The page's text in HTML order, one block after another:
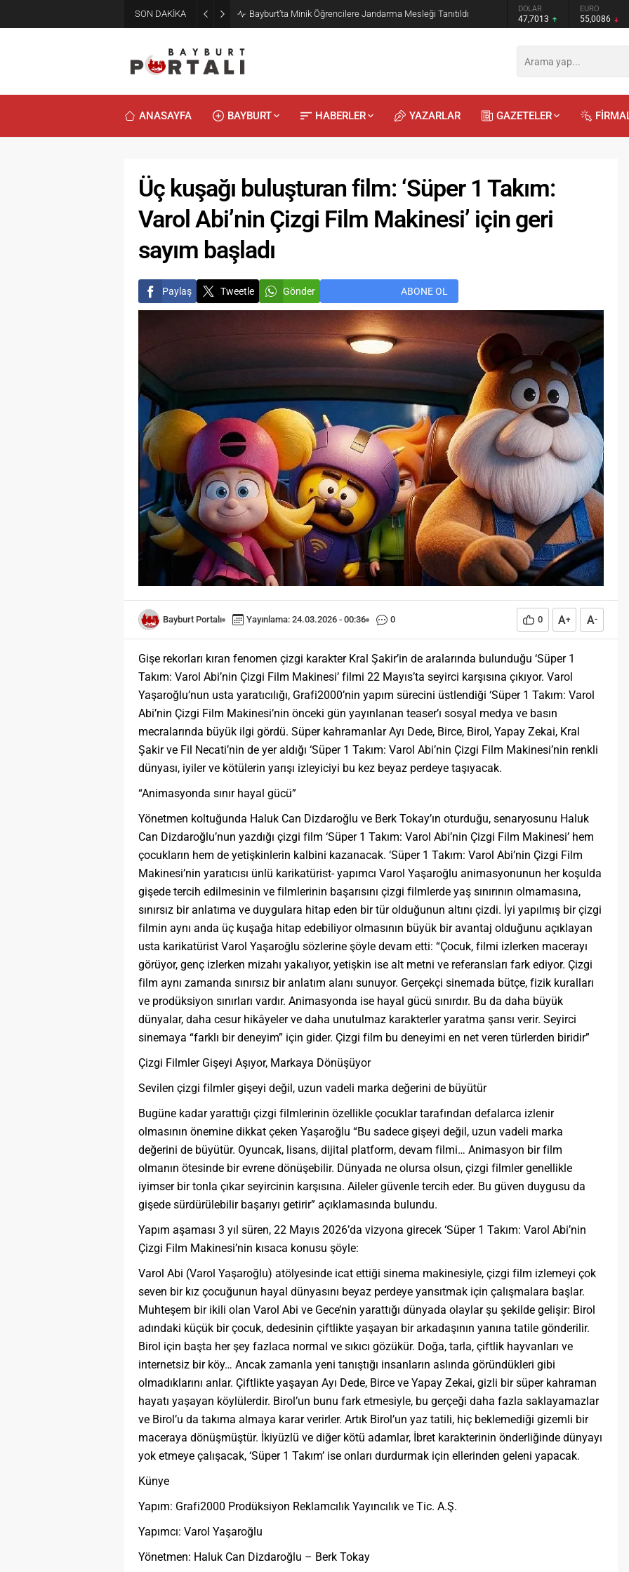
SON DAKİKA
2. Bayburt Gastronomi Festivali BAYDER Müzik Korosu
Konseriyle Final Yaptı
GRAM ALTIN
6.544,76
DOLAR
47,7013
ANASAYFA BAYBURT HABERLER YAZARLAR GAZETELER
Üç kuşağı buluşturan film: ‘Süper 1 Takım:
Varol Abi’nin Çizgi Film Makinesi’ için geri
sayım başladı
Paylaş Tweetle Gönder ABONE OL
Bayburt Portalı Yayınlama: 24.03.2026 - 00:36 0 0 A+ A-
Gişe rekorları kıran fenomen çizgi karakter Kral Şakir’in de aralarında bulunduğu ‘Süper 1
Takım: Varol Abi’nin Çizgi Film Makinesi’ filmi 22 Mayıs’ta seyirci karşısına çıkıyor. Varol
Yaşaroğlu’nun usta yaratıcılığı, Grafi2000’nin yapım sürecini üstlendiği ‘Süper 1 Takım: Varol
Abi’nin Çizgi Film Makinesi’nin önceki gün yayınlanan teaser’ı sosyal medya ve basın
mecralarında büyük ilgi gördü. Süper kahramanlar Ayı Dede, Birce, Birol, Yapay Zekai, Kral
Şakir ve Fil Necati’nin de yer aldığı ‘Süper 1 Takım: Varol Abi’nin Çizgi Film Makinesi’nin renkli
dünyası, iyiler ve kötülerin yarışı izleyiciyi bu kez beyaz perdeye taşıyacak.
“Animasyonda sınır hayal gücü”
Yönetmen koltuğunda Haluk Can Dizdaroğlu ve Berk Tokay’ın oturduğu, senaryosunu Haluk
Can Dizdaroğlu’nun yazdığı çizgi film ‘Süper 1 Takım: Varol Abi’nin Çizgi Film Makinesi’ hem
çocukların hem de yetişkinlerin kalbini kazanacak. ‘Süper 1 Takım: Varol Abi’nin Çizgi Film
Makinesi’nin yaratıcısı ünlü karikatürist- yapımcı Varol Yaşaroğlu animasyonunun her koşulda
gişede tercih edilmesinin ve filmlerinin başarısını çizgi filmlerde yaş sınırının olmamasına,
sınırsız bir anlatıma ve duygulara hitap eden bir tür olduğunun altını çizdi. İyi yapılmış bir çizgi
filmin aynı anda üç kuşağa hitap edebiliyor olmasının büyük bir avantaj olduğunu açıklayan
usta karikatürist Varol Yaşaroğlu sözlerine şöyle devam etti: “Çocuk, filmi izlerken macerayı
görüyor, genç izlerken mizahı yakalıyor, yetişkin ise alt metni ve referansları fark ediyor. Çizgi
film aynı zamanda sınırsız bir anlatım alanı sunuyor. Gerçekçi sinemada bütçe, fizik kuralları
ve prodüksiyon sınırları vardır. Animasyonda ise hayal gücü sınırdır. Bu da daha büyük
dünyalar, daha cesur hikâyeler ve daha unutulmaz karakterler yaratma şansı verir. Seyirci
sinemaya “farklı bir deneyim” için gider. Çizgi film bu deneyimi en net veren türlerden biridir”
Çizgi Filmler Gişeyi Aşıyor, Markaya Dönüşüyor
Sevilen çizgi filmler gişeyi değil, uzun vadeli marka değerini de büyütür
Bugüne kadar yarattığı çizgi filmlerinin özellikle çocuklar tarafından defalarca izlenir
olmasının önemine dikkat çeken Yaşaroğlu “Bu sadece gişeyi değil, uzun vadeli marka
değerini de büyütür. Oyuncak, lisans, dijital platform, devam filmi… Animasyon bir film
olmanın ötesinde bir evrene dönüşebilir. Dünyada ne olursa olsun, çizgi filmler genellikle
iyimser bir tonla çıkar seyircinin karşısına. Aileler güvenle tercih eder. Bu güven duygusu da
gişede sürdürülebilir başarıyı getirir” açıklamasında bulundu.
Yapım aşaması 3 yıl süren, 22 Mayıs 2026’da vizyona girecek ‘Süper 1 Takım: Varol Abi’nin
Çizgi Film Makinesi’nin kısaca konusu şöyle:
Varol Abi (Varol Yaşaroğlu) atölyesinde icat ettiği sinema makinesiyle, çizgi film izlemeyi çok
seven bir kız çocuğunun hayal dünyasını beyaz perdeye yansıtmak için çalışmalara başlar.
Muhteşem bir ikili olan Varol Abi ve Gece’nin yarattığı dünyada olaylar şu şekilde gelişir: Birol
adındaki küçük bir çocuk, dedesinin çiftlikte yaşayan bir arkadaşının yanına tatile gönderilir.
Birol için başta her şey fazlaca normal ve sıkıcı gözükür. Doğa, tarla, çiftlik hayvanları ve
internetsiz bir köy… Ancak zamanla yeni tanıştığı insanların aslında göründükleri gibi
olmadıklarını anlar. Çiftlikte yaşayan Ayı Dede, Birce ve Yapay Zekai, gizli bir süper kahraman
hayatı yaşayan köylülerdir. Birol’un bunu fark etmesiyle, bu gerçeği daha fazla saklayamazlar
ve Birol’u da takıma almaya karar verirler. Artık Birol’un yaz tatili, hiç beklemediği gizemli bir
maceraya dönüşmüştür. İkiyüzlü ve diğer kötü adamlar, İbret karakterinin önderliğinde dünyayı
yok etmeye çalışacak, ‘Süper 1 Takım’ ise onları durdurmak için ellerinden geleni yapacak.
Künye
Yapım: Grafi2000 Prodüksiyon Reklamcılık Yayıncılık ve Tic. A.Ş.
Yapımcı: Varol Yaşaroğlu
Yönetmen: Haluk Can Dizdaroğlu – Berk Tokay
Duyularla mı, Duygularla mı
Öğrenme, istisnasız tüm
toplumların gelişiminde ve
değişiminde geniş yer etmiş
hayati öneme sahip bir olgu
olarak tarih boyunca konu olmuş
temel bir insan işlevidir.
Öğrenme eğitim bilimcilerce
kişinin çevresi ile etkileşimi
sonucunda meydana gelen kalıcı
izli bilişsel, duyuşsal ve
davranışsal...
(Bayburtlu Coşkun)
Derinden hayranlık duyduğum
divan edebiyatı şairlerinden
birisidir Taşlıcalı Yahya Bey. Beş
adet mesnevi tarzı eseriyle
hamse sahibi kabul edilir aynı
zamanda. Taşlıcalı Yahya’nın beş
mesnevisinden birisi 1537
tarihinde kaleme aldığı Şah u
Geda adlı eseridir. ‘On Yedinci
Asırda Bir Bahar...